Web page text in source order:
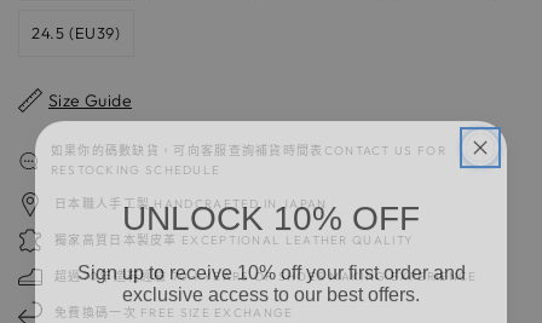
24.5 (EU39)
Size Guide
如果你的碼數缺貨，可向客服查詢補貨時間表CONTACT US FOR
RESTOCKING SCHEDULE
日本職人手工製 HANDCRAFTED IN JAPAN
獨家高質日本製皮革 EXCEPTIONAL LEATHER QUALITY
超過70年造鞋經驗 70＋YEARS OF SHOES MAKING EXPERIENCE
免費換碼一次 FREE SIZE EXCHANGE
UNLOCK 10% OFF
exclusive access to our best offers.